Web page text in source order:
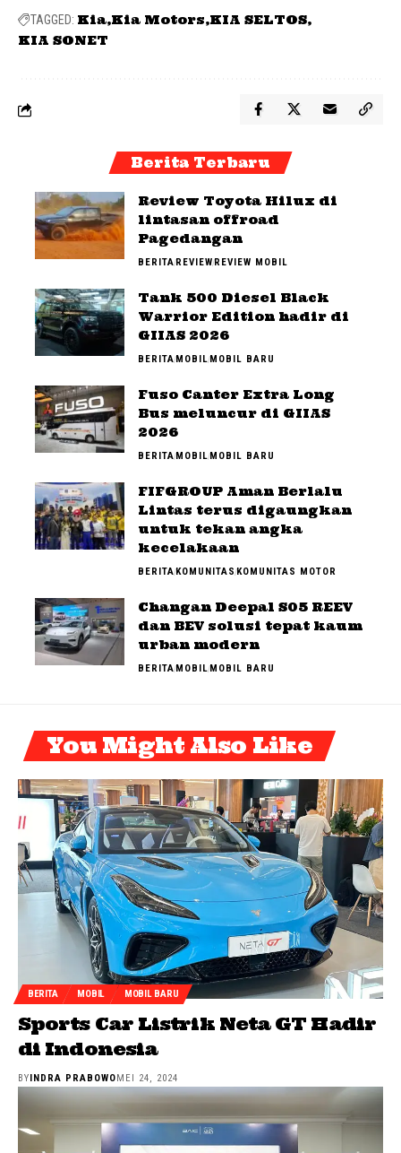
TAGGED: Kia Kia Motors KIA SELTOS
KIA SONET
Berita Terbaru
Review Toyota Hilux di
lintasan offroad
Pagedangan
BERITAREVIEWREVIEW MOBIL
Tank 500 Diesel Black
Warrior Edition hadir di
GIIAS 2026
BERITAMOBILMOBIL BARU
Fuso Canter Extra Long
Bus meluncur di GIIAS
2026
BERITAMOBILMOBIL BARU
FIFGROUP Aman Berlalu
Lintas terus digaungkan
untuk tekan angka
kecelakaan
BERITAKOMUNITASKOMUNITAS MOTOR
Changan Deepal S05 REEV
dan BEV solusi tepat kaum
urban modern
BERITAMOBILMOBIL BARU
You Might Also Like
BERITA MOBIL MOBIL BARU
Sports Car Listrik Neta GT Hadir
di Indonesia
BYINDRA PRABOWOMEI 24, 2024